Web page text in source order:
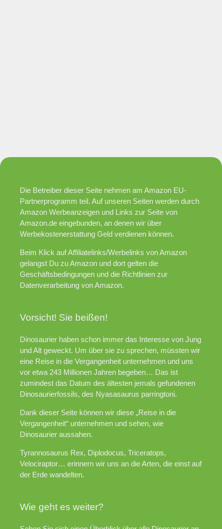
Die Betreiber dieser Seite nehmen am Amazon EU-
Partnerprogramm teil. Auf unseren Seiten werden durch
Amazon Werbeanzeigen und Links zur Seite von
Amazon.de eingebunden, an denen wir über
Werbekostenerstattung Geld verdienen können.
Beim Klick auf Affiliatelinks/Werbelinks von Amazon
gelangst Du zu Amazon und dort gelten die
Geschäftsbedingungen und die Richtlinien zur
Datenverarbeitung von Amazon.
Vorsicht! Sie beißen!
Dinosaurier haben schon immer das Interesse von Jung
und Alt geweckt. Um über sie zu sprechen, müssten wir
eine Reise in die Vergangenheit unternehmen und uns
vor etwa 243 Millionen Jahren begeben… Das ist
zumindest das Datum des ältesten jemals gefundenen
Dinosaurierfossils, des Nyasasaurus parringtoni.
Dank dieser Seite können wir diese „Reise in die
Vergangenheit“ unternehmen und sehen, wie
Dinosaurier aussahen.
Tyrannosaurus Rex, Diplodocus, Triceratops,
Velociraptor… erinnern wir uns an die Arten, die einst auf
der Erde wandelten.
Wie geht es weiter?